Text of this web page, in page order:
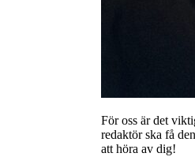
För oss är det
redaktör ska få
att höra av dig!